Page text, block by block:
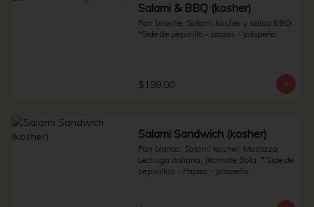
Salami & BBQ (kosher)
Pan brioche, Salami kosher y salsa BBQ.
*Side de pepinillo - papas - jalapeño.
$199.00
Salami Sandwich (kosher)
Pan blanco, Salami kosher, Mostaza,
Lechuga italiana, Jitomate Bola. * Side de
pepinillos - Papas - Jalapeño.